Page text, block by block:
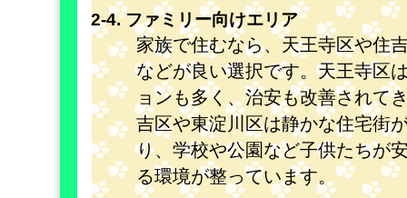
2-4. ファミリー向けエリア
家族で住むなら、天王寺区や住
などが良い選択です。天王寺区
ョンも多く、治安も改善されて
吉区や東淀川区は静かな住宅街
り、学校や公園など子供たちが
る環境が整っています。